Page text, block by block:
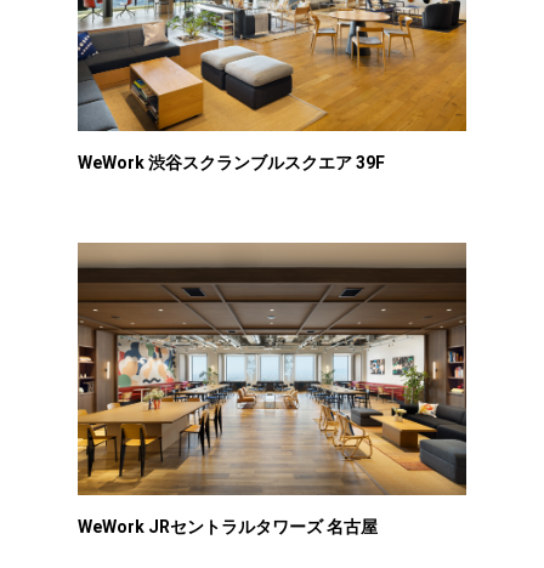
WeWork 渋谷スクランブルスクエア 39F
WeWork JRセントラルタワーズ 名古屋